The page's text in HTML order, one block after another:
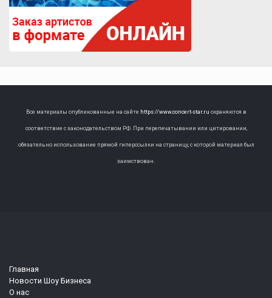
Все материалы опубликованные на сайте https://www.concert-star.ru охраняются в
соответствие с законодательством РФ. При перепечатывании или цитировании,
обязательно использование прямой гиперссылки на страницу, с которой материал был
заимствован.
Главная
Новости Шоу Бизнеса
О нас